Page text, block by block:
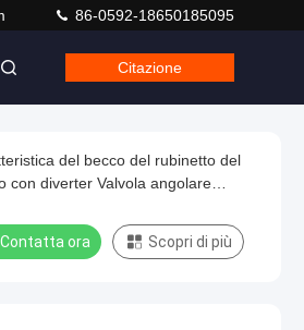
86-0592-18650185095
Citazione
del becco del rubinetto del
con diverter Valvola angolare
Contatta ora Scopri di più